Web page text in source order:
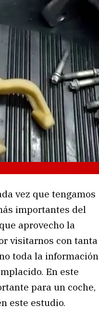
vez que tengamos
importantes del
aprovecho la
visitarnos con tanta
toda la información
En este
para un coche,
este estudio.